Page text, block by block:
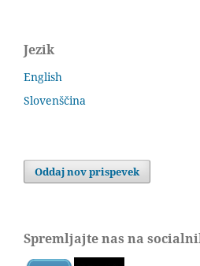
Jezik
English
Slovenščina
Oddaj nov prispevek
Spremljajte nas na